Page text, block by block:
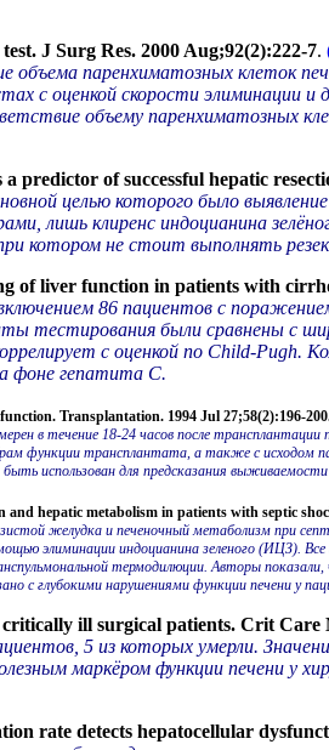
J Surg Res. 2000 Aug;92(2):222-7.
паренхиматозных клеток
с оценкой скорости элиминации и
объему паренхиматозных
predictor of successful hepatic
целью которого было
лишь клиренс индоцианина
котором не стоит выполнять
liver function in patients with
86 пациентов с
тестирования были сравнены с
с оценкой по Child-
фоне гепатита С.
Transplantation. 1994 Jul 27;58(2):196-
в течение 18-24 часов после
функции трансплантата, а также с исходом
использован для предсказания выживаемости
hepatic metabolism in patients with septic
желудка и печеночный метаболизм при
элиминации индоцианина зеленого (ИЦЗ).
термодилюции. Авторы
с глубокими нарушениями функции печени у
ill surgical patients. Crit Care
5 из которых умерли.
маркёром функции печени у
rate detects hepatocellular